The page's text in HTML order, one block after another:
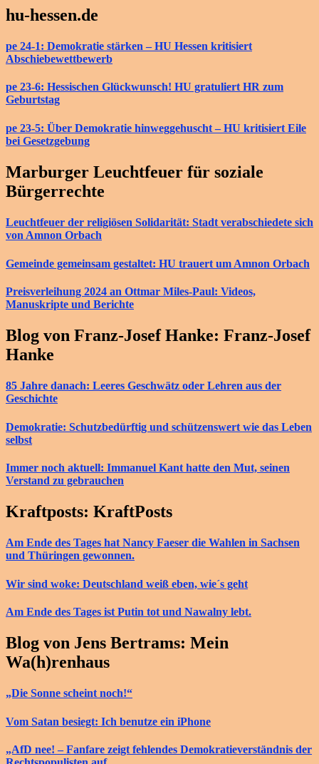
hu-hessen.de
pe 24-1: Demokratie stärken – HU Hessen kritisiert
Abschiebewettbewerb
pe 23-6: Hessischen Glückwunsch! HU gratuliert HR zum
Geburtstag
pe 23-5: Über Demokratie hinweggehuscht – HU kritisiert Eile
bei Gesetzgebung
Marburger Leuchtfeuer für soziale
Bürgerrechte
Leuchtfeuer der religiösen Solidarität: Stadt verabschiedete sich
von Amnon Orbach
Gemeinde gemeinsam gestaltet: HU trauert um Amnon Orbach
Preisverleihung 2024 an Ottmar Miles-Paul: Videos,
Manuskripte und Berichte
Blog von Franz-Josef Hanke: Franz-Josef
Hanke
85 Jahre danach: Leeres Geschwätz oder Lehren aus der
Geschichte
Demokratie: Schutzbedürftig und schützenswert wie das Leben
selbst
Immer noch aktuell: Immanuel Kant hatte den Mut, seinen
Verstand zu gebrauchen
Kraftposts: KraftPosts
Am Ende des Tages hat Nancy Faeser die Wahlen in Sachsen
und Thüringen gewonnen.
Wir sind woke: Deutschland weiß eben, wie´s geht
Am Ende des Tages ist Putin tot und Nawalny lebt.
Blog von Jens Bertrams: Mein
Wa(h)renhaus
„Die Sonne scheint noch!“
Vom Satan besiegt: Ich benutze ein iPhone
„AfD nee! – Fanfare zeigt fehlendes Demokratieverständnis der